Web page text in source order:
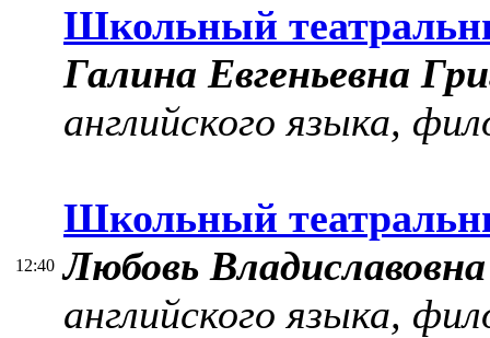
12:40
Школьный
Галина Евгеньевна
английского языка,
Школьный
Любовь
английского языка,